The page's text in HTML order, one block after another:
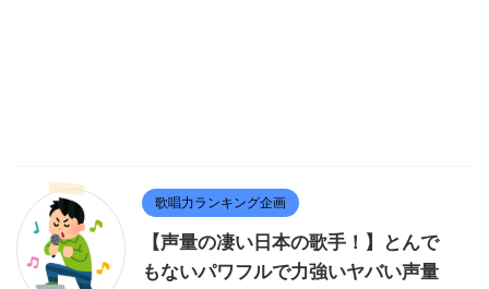
歌唱力ランキング企画
【声量の凄い日本の歌手！】とんで
もないパワフルで力強いヤバい声量